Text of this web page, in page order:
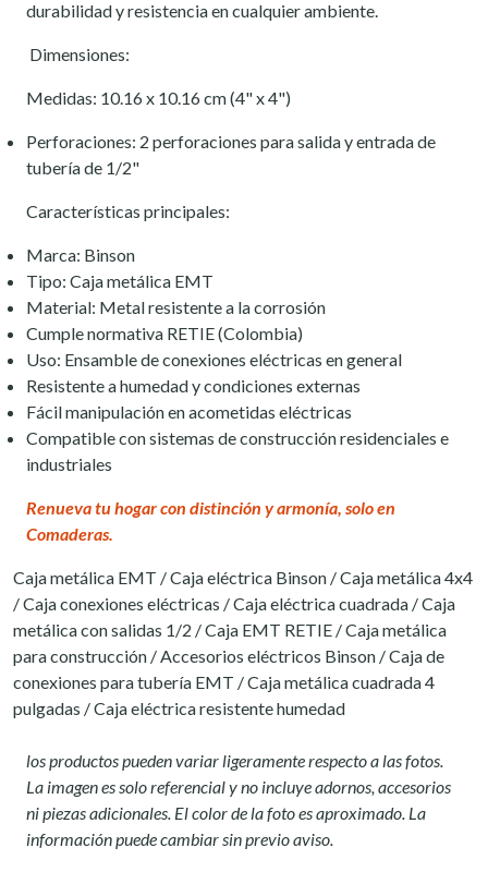
durabilidad y resistencia en cualquier ambiente.
Dimensiones:
Medidas: 10.16 x 10.16 cm (4" x 4")
Perforaciones: 2 perforaciones para salida y entrada de
tubería de 1/2"
Características principales:
Marca: Binson
Tipo: Caja metálica EMT
Material: Metal resistente a la corrosión
Cumple normativa RETIE (Colombia)
Uso: Ensamble de conexiones eléctricas en general
Resistente a humedad y condiciones externas
Fácil manipulación en acometidas eléctricas
Compatible con sistemas de construcción residenciales e
industriales
Renueva tu hogar con distinción y armonía, solo en
Comaderas.
Caja metálica EMT / Caja eléctrica Binson / Caja metálica 4x4
/ Caja conexiones eléctricas / Caja eléctrica cuadrada / Caja
metálica con salidas 1/2 / Caja EMT RETIE / Caja metálica
para construcción / Accesorios eléctricos Binson / Caja de
conexiones para tubería EMT / Caja metálica cuadrada 4
pulgadas / Caja eléctrica resistente humedad
los productos pueden variar ligeramente respecto a las fotos.
La imagen es solo referencial y no incluye adornos, accesorios
ni piezas adicionales. El color de la foto es aproximado. La
información puede cambiar sin previo aviso.